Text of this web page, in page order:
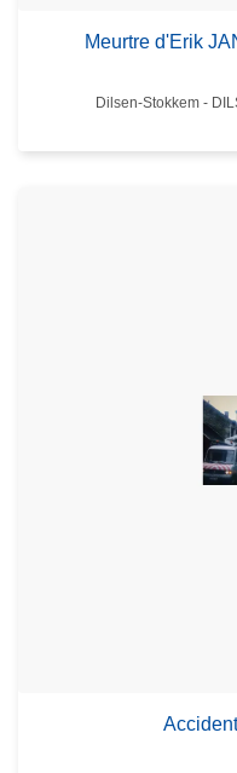
Meurtre d'Erik
Lieux
Dilsen-Stokkem -